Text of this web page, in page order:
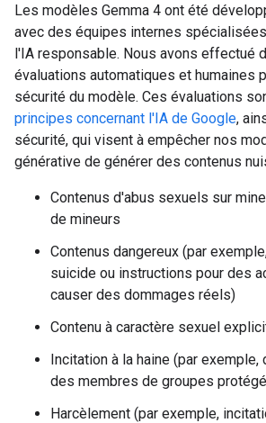
Les modèles Gemma 4 ont été
avec des équipes internes
l'IA responsable. Nous avons effectué
évaluations automatiques et humaines
sécurité du modèle. Ces évaluations
principes concernant l'IA de Google,
sécurité, qui visent à empêcher nos
générative de générer des contenus
Contenus d'abus sexuels sur
de mineurs
Contenus dangereux (par
suicide ou instructions pour des
causer des dommages réels)
Contenu à caractère sexuel
Incitation à la haine (par exemple,
des membres de groupes
Harcèlement (par exemple,